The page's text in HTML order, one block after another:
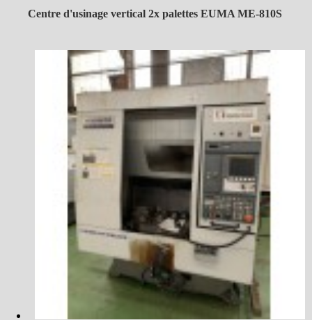
Centre d'usinage vertical 2x palettes EUMA ME-810S